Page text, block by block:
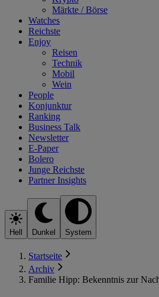
Märkte / Börse
Watches
Reichste
Enjoy
Reisen
Technik
Mobil
Wein
People
Konjunktur
Ranking
Business Talk
Newsletter
E-Paper
Bolero
Junge Reichste
Partner Insights
Hell Dunkel System
Startseite
Archiv
Familie Hipp: Bekenntnis zur